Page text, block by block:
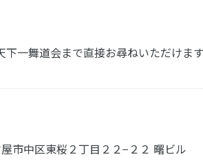
一舞道会まで直接お尋ねいただけま
市中区東桜２丁目２２−２２ 曙ビル